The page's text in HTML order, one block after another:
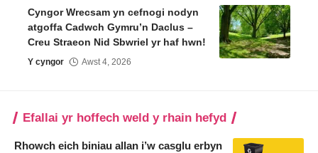
Cyngor Wrecsam yn cefnogi nodyn
atgoffa Cadwch Gymru’n Daclus –
Creu Straeon Nid Sbwriel yr haf hwn!
Y cyngor Awst 4, 2026
Efallai yr hoffech weld y rhain hefyd
Rhowch eich biniau allan i’w casglu erbyn